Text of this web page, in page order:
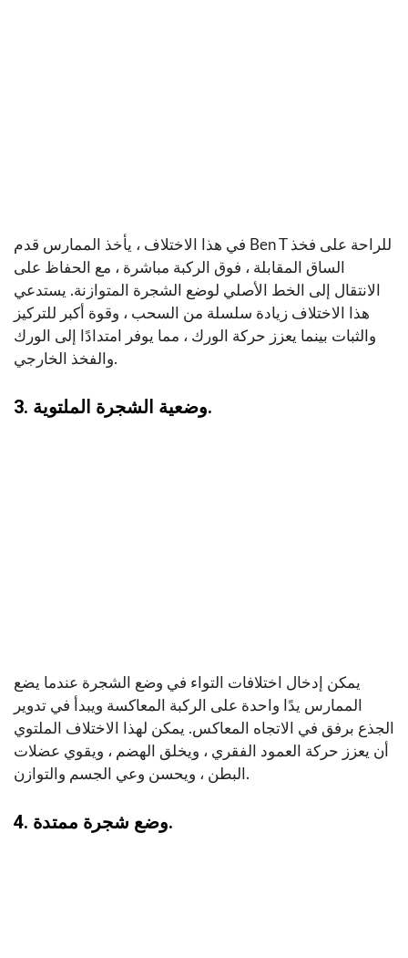
في هذا الاختلاف ، يأخذ الممارس قدم Ben T للراحة على فخذ
الساق المقابلة ، فوق الركبة مباشرة ، مع الحفاظ على
الانتقال إلى الخط الأصلي لوضع الشجرة المتوازنة. يستدعي
هذا الاختلاف زيادة سلسلة من السحب ، وقوة أكبر للتركيز
والثبات بينما يعزز حركة الورك ، مما يوفر امتدادًا إلى الورك
والفخذ الخارجي.
3. وضعية الشجرة الملتوية.
يمكن إدخال اختلافات التواء في وضع الشجرة عندما يضع
الممارس يدًا واحدة على الركبة المعاكسة ويبدأ في تدوير
الجذع برفق في الاتجاه المعاكس. يمكن لهذا الاختلاف الملتوي
أن يعزز حركة العمود الفقري ، ويخلق الهضم ، ويقوي عضلات
البطن ، ويحسن وعي الجسم والتوازن.
4. وضع شجرة ممتدة.